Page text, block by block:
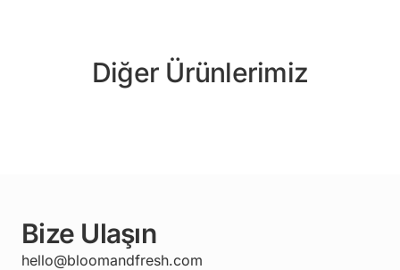
Diğer Ürünlerimiz
Bize Ulaşın
hello@bloomandfresh.com